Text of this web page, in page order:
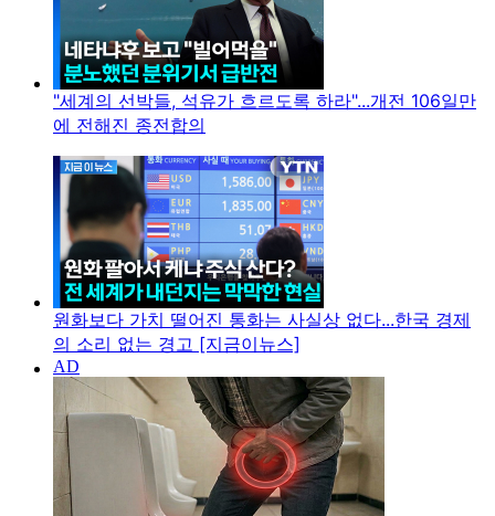
"세계의 선박들, 석유가 흐르도록 하라"...개전 106일만
에 전해진 종전합의
원화보다 가치 떨어진 통화는 사실상 없다...한국 경제
의 소리 없는 경고 [지금이뉴스]